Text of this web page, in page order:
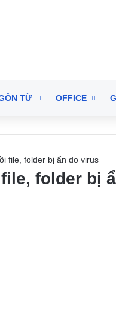
TỪ OFFICE
file, folder bị ẩn do virus
folder bị